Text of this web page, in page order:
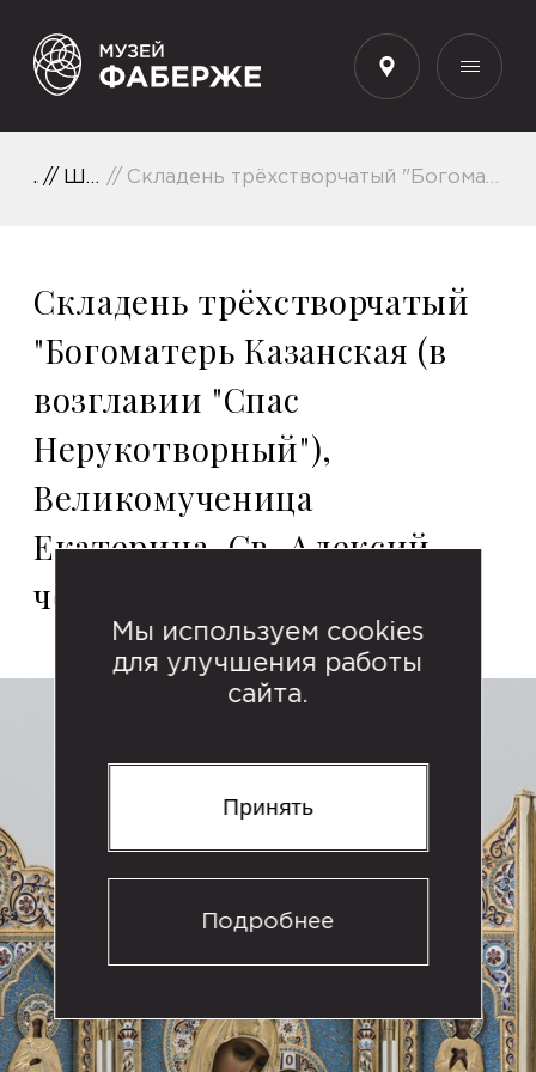
RU
Шедевры коллекции Складень трёхстворчатый "Богоматерь Казанская (в возглавии "Спас Нерукотворный"), Великомученица Екатерина, Св. Алексий, человек Божий"
Складень трёхстворчатый
"Богоматерь Казанская (в
возглавии "Спас
Нерукотворный"),
Великомученица
Екатерина, Св. Алексий,
человек Божий"
Мы используем cookies
для улучшения работы
сайта.
Принять
Подробнее